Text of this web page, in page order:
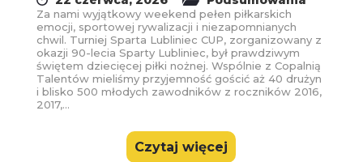
Za nami wyjątkowy weekend pełen piłkarskich
emocji, sportowej rywalizacji i niezapomnianych
chwil. Turniej Sparta Lubliniec CUP, zorganizowany z
okazji 90-lecia Sparty Lubliniec, był prawdziwym
świętem dziecięcej piłki nożnej. Wspólnie z Copalnią
Talentów mieliśmy przyjemność gościć aż 40 drużyn
i blisko 500 młodych zawodników z roczników 2016,
2017,...
Czytaj więcej